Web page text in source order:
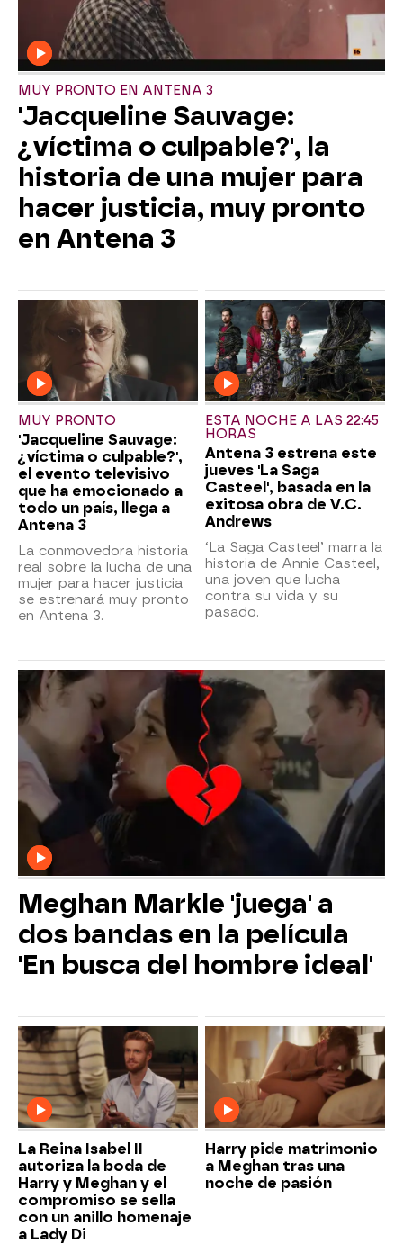
MUY PRONTO EN ANTENA 3
'Jacqueline Sauvage:
¿víctima o culpable?', la
historia de una mujer para
hacer justicia, muy pronto
en Antena 3
MUY PRONTO
'Jacqueline Sauvage:
¿víctima o culpable?',
el evento televisivo
que ha emocionado a
todo un país, llega a
Antena 3
La conmovedora historia
real sobre la lucha de una
mujer para hacer justicia
se estrenará muy pronto
en Antena 3.
ESTA NOCHE A LAS 22:45
HORAS
Antena 3 estrena este
jueves 'La Saga
Casteel', basada en la
exitosa obra de V.C.
Andrews
‘La Saga Casteel’ marra la
historia de Annie Casteel,
una joven que lucha
contra su vida y su
pasado.
Meghan Markle 'juega' a
dos bandas en la película
'En busca del hombre ideal'
La Reina Isabel II
autoriza la boda de
Harry y Meghan y el
compromiso se sella
con un anillo homenaje
a Lady Di
Harry pide matrimonio
a Meghan tras una
noche de pasión